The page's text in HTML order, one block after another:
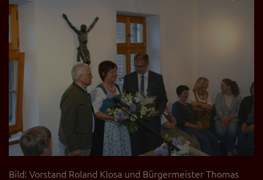
eingebunden. Das können Kartendienste wie z.B. Google Maps sein
oder auch Anwendungen einer externen Website.
Bild: Vorstand Roland Klosa und Bürgermeister Thomas